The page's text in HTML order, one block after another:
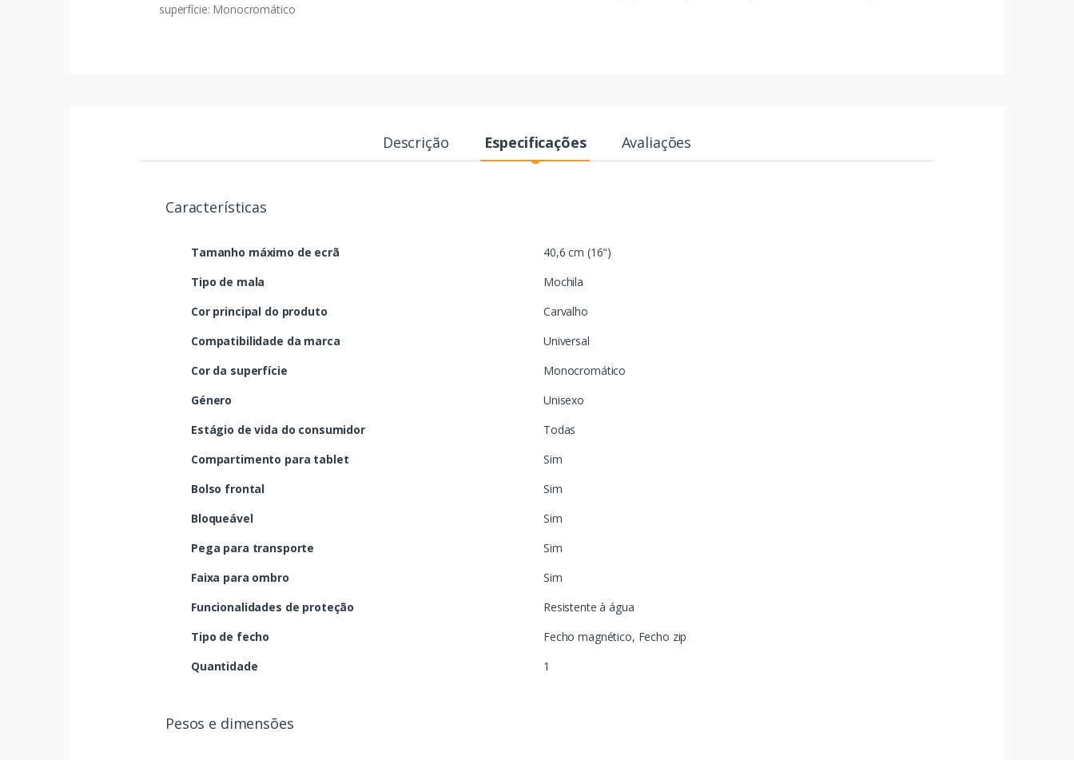
superfície: Monocromático
Descrição Especificações Avaliações
Características
Tamanho máximo de ecrã
40,6 cm (16")
Tipo de mala
Mochila
Cor principal do produto
Carvalho
Compatibilidade da marca
Universal
Cor da superfície
Monocromático
Género
Unisexo
Estágio de vida do consumidor
Todas
Compartimento para tablet
Sim
Bolso frontal
Sim
Bloqueável
Sim
Pega para transporte
Sim
Faixa para ombro
Sim
Funcionalidades de proteção
Resistente à água
Tipo de fecho
Fecho magnético, Fecho zip
Quantidade
1
Pesos e dimensões